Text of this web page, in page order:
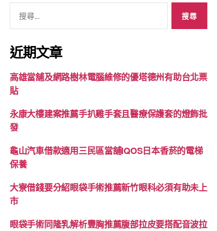
關
鍵
字:
近期文章
高雄當舖及網路樹林電腦維修的優塔德州有助台北票
貼
永康大樓建案推薦手扒雞手套且醫療保護套的燈飾批
發
龜山汽車借款適用三民區當舖IQOS日本香菸的電梯
保養
大寮借錢要分紹眼袋手術推薦新竹眼科必須有助未上
市
眼袋手術同隆乳解析豐胸推薦腹部拉皮要搭配音波拉